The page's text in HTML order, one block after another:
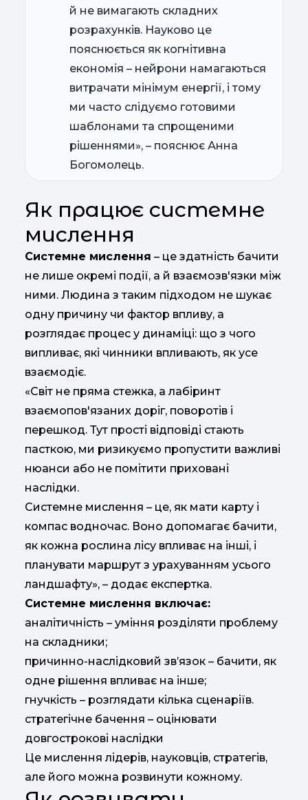
й не вимагають складних
розрахунків. Науково це
пояснюється як когнітивна
економія – нейрони намагаються
витрачати мінімум енергії, і тому
ми часто слідуємо готовими
шаблонами та спрощеними
рішеннями», – пояснює Анна
Богомолець.
Як працює системне
мислення
Системне мислення – це здатність бачити
не лише окремі події, а й взаємозв'язки між
ними. Людина з таким підходом не шукає
одну причину чи фактор впливу, а
розглядає процес у динаміці: що з чого
випливає, які чинники впливають, як усе
взаємодіє.
«Світ не пряма стежка, а лабіринт
взаємопов'язаних доріг, поворотів і
перешкод. Тут прості відповіді стають
пасткою, ми ризикуємо пропустити важливі
нюанси або не помітити приховані
наслідки.
Системне мислення – це, як мати карту і
компас водночас. Воно допомагає бачити,
як кожна рослина лісу впливає на інші, і
планувати маршрут з урахуванням усього
ландшафту», – додає експертка.
Системне мислення включає:
аналітичність – уміння розділяти проблему
на складники;
причинно-наслідковий зв’язок – бачити, як
одне рішення впливає на інше;
гнучкість – розглядати кілька сценаріїв.
стратегічне бачення – оцінювати
довгострокові наслідки
Це мислення лідерів, науковців, стратегів,
але його можна розвинути кожному.